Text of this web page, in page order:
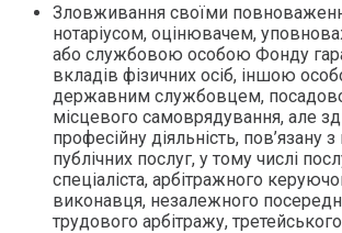
Зловживання своїми
нотаріусом, оцінювачем,
або службовою особою Фонду
вкладів фізичних осіб, іншою
державним службовцем,
місцевого самоврядування, але
професійну діяльність, пов’язану
публічних послуг, у тому числі
спеціаліста, арбітражного
виконавця, незалежного
трудового арбітражу,